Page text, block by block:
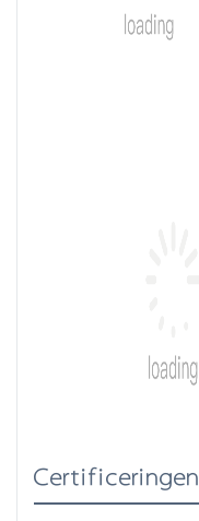
Certificeringen